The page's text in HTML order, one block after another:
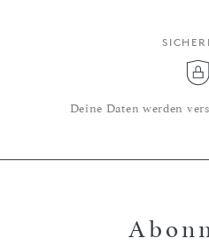
Deine Daten werden